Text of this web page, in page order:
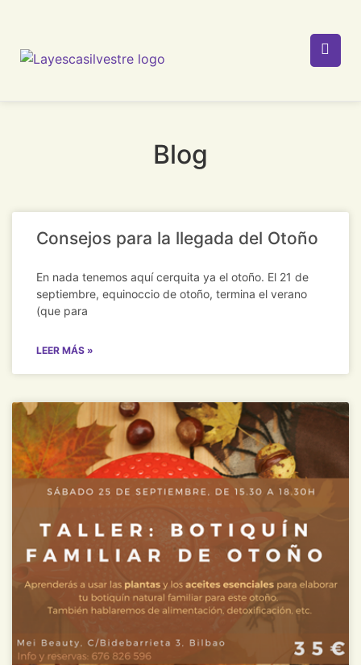
Blog
Consejos para la llegada del Otoño
En nada tenemos aquí cerquita ya el otoño. El 21 de
septiembre, equinoccio de otoño, termina el verano
(que para
LEER MÁS »